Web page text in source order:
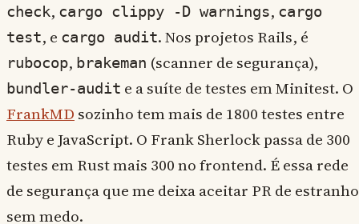
check, cargo clippy -D warnings, cargo
test, e cargo audit. Nos projetos Rails, é
rubocop, brakeman (scanner de segurança),
bundler-audit e a suíte de testes em Minitest. O
FrankMD sozinho tem mais de 1800 testes entre
Ruby e JavaScript. O Frank Sherlock passa de 300
testes em Rust mais 300 no frontend. É essa rede
de segurança que me deixa aceitar PR de estranho
sem medo.